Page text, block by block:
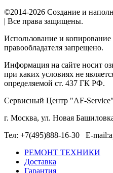
©2014-2026 Создание и
| Все права защищены.
Использование и копирование
правообладателя запрещено.
Информация на сайте носит
при каких условиях не
определяемой ст. 437 ГК РФ.
Сервисный Центр "AF-Service"
г. Москва, ул. Новая
Тел: +7(495)888-16-30 E-
РЕМОНТ ТЕХНИКИ
Доставка
Гарантия